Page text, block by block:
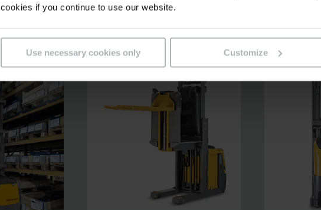
cookies if you continue to use our website.
Use necessary cookies only Customize